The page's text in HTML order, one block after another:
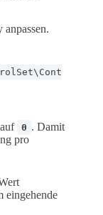
0 . Damit
pro
eingehende